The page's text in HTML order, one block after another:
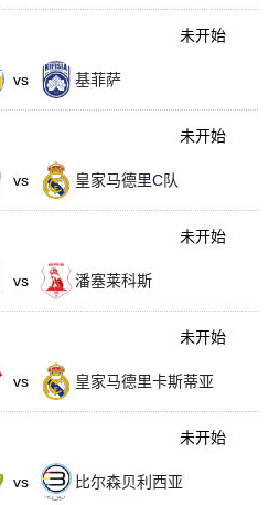
vs 基菲萨
未开始
vs 皇家马德里C队
未开始
vs 潘塞莱科斯
未开始
vs 皇家马德里卡斯蒂亚
未开始
vs 比尔森贝利西亚
未开始